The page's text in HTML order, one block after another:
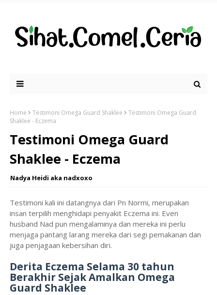
Home Testimoni Omega Guard Shaklee
Testimoni Omega Guard
Shaklee - Eczema
Testimoni Omega Guard
Shaklee - Eczema
Nadya Heidi aka nadxoxo
Testimoni kali ini datangnya dari Pn Normi, merupakan
insan terpilih menghidapi penyakit Eczema ini. Even
husband Nad pun mengalaminya dan mereka ini perlu
menjaga pantang larang mereka dari segi pemakanan dan
juga penjagaan kebersihan diri.
Derita Eczema Selama 30 tahun
Berakhir Sejak Amalkan Omega
Guard Shaklee